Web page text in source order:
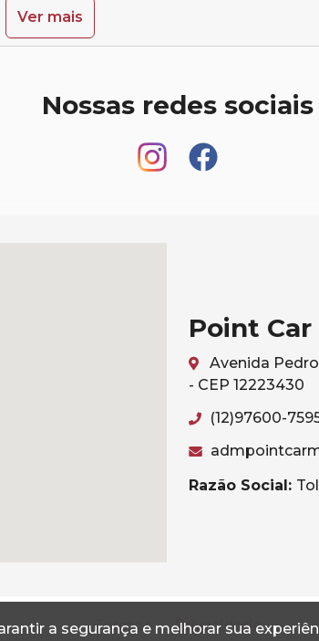
a segurança e melhorar sua
Ver mais
Nossas redes sociais
Point
Avenida
- CEP 12223430
(12)97600-
Razão Social:
Termos Privacidade